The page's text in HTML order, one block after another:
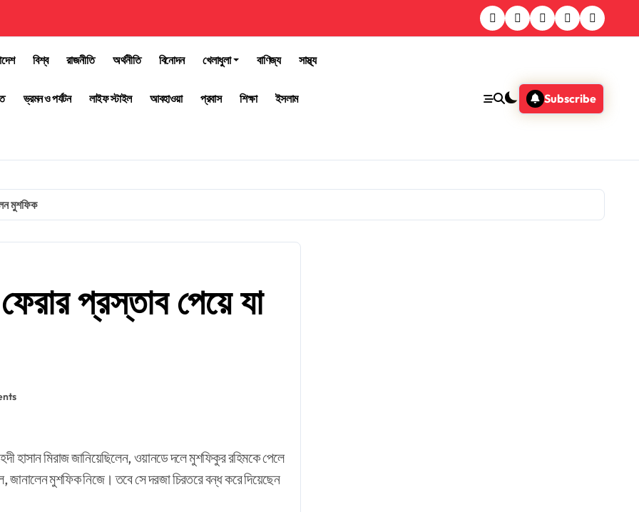
বিশ্ব রাজনীতি অর্থনীতি বিনোদন খেলাধুলা বাণিজ্য সাস্থ্য
ভ্রমন ও পর্যটন লাইফ স্টাইল আবহাওয়া প্রবাস শিক্ষা ইসলাম Subscribe
মুশফিক
প্রস্তাব পেয়ে যা
জানালেন মুশফিক নিজে। তবে সে দরজা চিরতরে বন্ধ করে দিয়েছেন